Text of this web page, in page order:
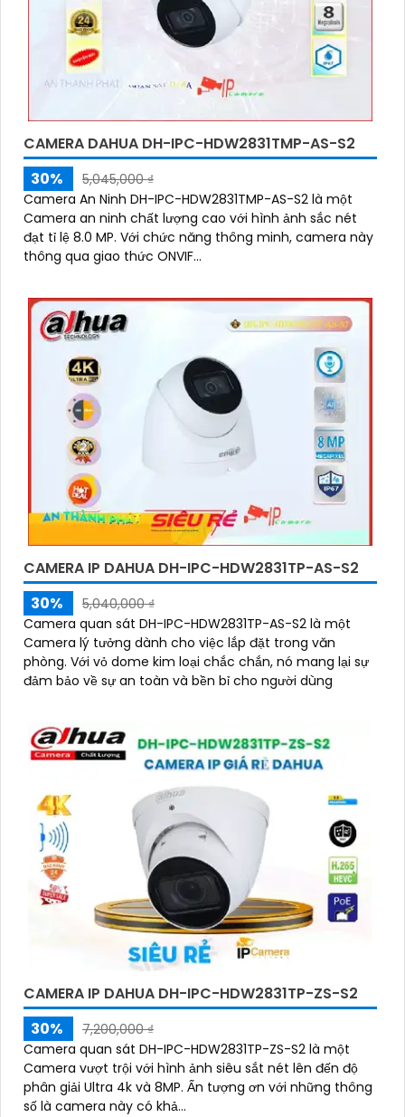
CAMERA DAHUA DH-IPC-HDW2831TMP-AS-S2
30%
5,045,000 ₫
Camera An Ninh DH-IPC-HDW2831TMP-AS-S2 là một
Camera an ninh chất lượng cao với hình ảnh sắc nét
đạt tỉ lệ 8.0 MP. Với chức năng thông minh, camera này
thông qua giao thức ONVIF...
CAMERA IP DAHUA DH-IPC-HDW2831TP-AS-S2
30%
5,040,000 ₫
Camera quan sát DH-IPC-HDW2831TP-AS-S2 là một
Camera lý tưởng dành cho việc lắp đặt trong văn
phòng. Với vỏ dome kim loại chắc chắn, nó mang lại sự
đảm bảo về sự an toàn và bền bỉ cho người dùng
CAMERA IP DAHUA DH-IPC-HDW2831TP-ZS-S2
30%
7,200,000 ₫
Camera quan sát DH-IPC-HDW2831TP-ZS-S2 là một
Camera vượt trội với hình ảnh siêu sắt nét lên đến độ
phân giải Ultra 4k và 8MP. Ấn tượng ơn với những thông
số là camera này có khả...